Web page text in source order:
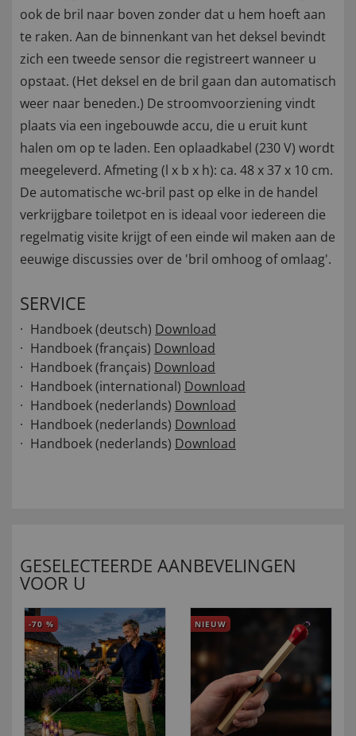
ook de bril naar boven zonder dat u hem hoeft aan
te raken. Aan de binnenkant van het deksel bevindt
zich een tweede sensor die registreert wanneer u
opstaat. (Het deksel en de bril gaan dan automatisch
weer naar beneden.) De stroomvoorziening vindt
plaats via een ingebouwde accu, die u eruit kunt
halen om op te laden. Een oplaadkabel (230 V) wordt
meegeleverd. Afmeting (l x b x h): ca. 48 x 37 x 10 cm.
De automatische wc-bril past op elke in de handel
verkrijgbare toiletpot en is ideaal voor iedereen die
regelmatig visite krijgt of een einde wil maken aan de
eeuwige discussies over de 'bril omhoog of omlaag'.
SERVICE
Handboek (deutsch) Download
Handboek (français) Download
Handboek (français) Download
Handboek (international) Download
Handboek (nederlands) Download
Handboek (nederlands) Download
Handboek (nederlands) Download
GESELECTEERDE AANBEVELINGEN
VOOR U
-70 % NIEUW